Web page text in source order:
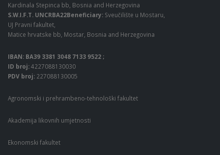
Kardinala Stepinca bb, Bosnia and Herzegovina
S.W.I.F.T. UNCRBA22Beneficiary: Sveučilište u Mostaru,
UJ Pravni fakultet,
Matice hrvatske bb, Mostar, Bosnia and Herzegovina
IBAN: BA39 3381 3048 7133 9522 ;
ID broj:4227088130030
PDV broj: 227088130005
Agronomski i prehrambeno-tehnološki fakultet
Akademija likovnih umjetnosti
Ekonomski fakultet